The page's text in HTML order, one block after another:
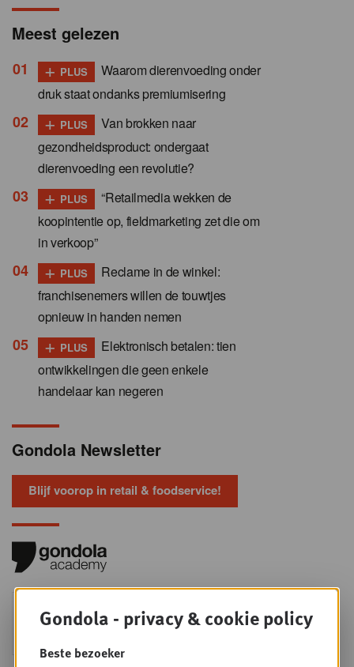
Meest gelezen
+ PLUS
Waarom dierenvoeding onder
druk staat ondanks premiumisering
+ PLUS
Van brokken naar
gezondheidsproduct: ondergaat
dierenvoeding een revolutie?
+ PLUS
“Retailmedia wekken de
koopintentie op, fieldmarketing zet die om
in verkoop”
+ PLUS
Reclame in de winkel:
franchisenemers willen de touwtjes
opnieuw in handen nemen
+ PLUS
Elektronisch betalen: tien
ontwikkelingen die geen enkele
handelaar kan negeren
Gondola Newsletter
Blijf voorop in retail & foodservice!
9
business planning
onderhandelingstafel is geen toeval!
Gondola - privacy & cookie policy
Beste bezoeker